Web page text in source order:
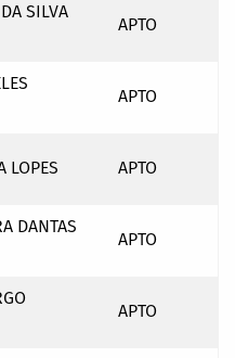
SILVA
APTO
APTO
LOPES APTO
DANTAS
APTO
APTO